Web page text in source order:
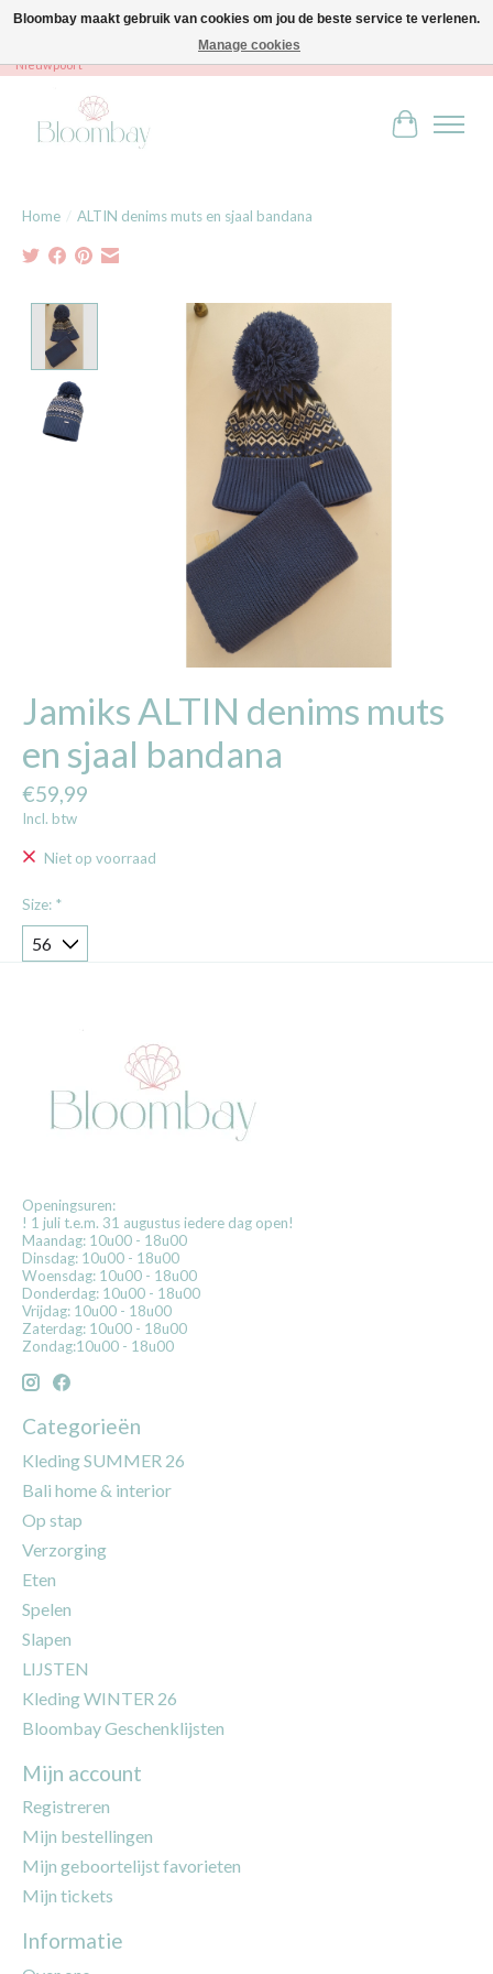
Bloombay - Babies & Kids - Bali home & interior - Robert Orlentpromenade 9A -
Nieuwpoort
Home / ALTIN denims muts en sjaal bandana
Product image slideshow Items
Jamiks ALTIN denims muts
en sjaal bandana
€59,99
Incl. btw
Niet op voorraad
Size: *
Openingsuren:
! 1 juli t.e.m. 31 augustus iedere dag open!
Maandag: 10u00 - 18u00
Dinsdag: 10u00 - 18u00
Woensdag: 10u00 - 18u00
Donderdag: 10u00 - 18u00
Vrijdag: 10u00 - 18u00
Zaterdag: 10u00 - 18u00
Zondag:10u00 - 18u00
Categorieën
Kleding SUMMER 26
Bali home & interior
Op stap
Verzorging
Eten
Spelen
Slapen
LIJSTEN
Kleding WINTER 26
Bloombay Geschenklijsten
Mijn account
Registreren
Mijn bestellingen
Mijn geboortelijst favorieten
Mijn tickets
Informatie
Bloombay maakt gebruik van cookies om jou de beste service te verlenen.
Manage cookies